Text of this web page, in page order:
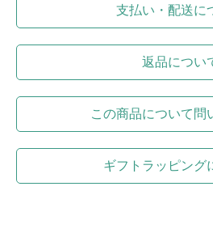
支払い・配送に
返品につい
この商品について問
ギフトラッピング